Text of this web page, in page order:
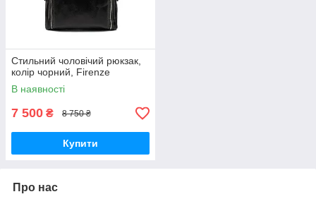
Стильний чоловічий рюкзак,
колір чорний, Firenze
В наявності
7 500 ₴ 8 750 ₴
Купити
Про нас